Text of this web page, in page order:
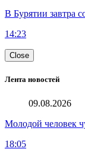
В Бурятии завтра
14:23
Close
Лента новостей
09.08.2026
Молодой человек
18:05